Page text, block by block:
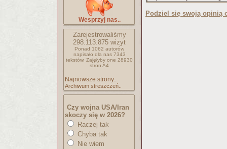
Wesprzyj nas..
Zarejestrowaliśmy
298.113.875 wizyt
Ponad 1062 autorów
napisało dla nas 7343
tekstów. Zajęłyby one 28930
stron A4
Najnowsze strony..
Archiwum streszczeń..
Czy wojna USA/Iran
skoczy się w 2026?
Raczej tak
Chyba tak
Nie wiem
Podziel się swoją opinią